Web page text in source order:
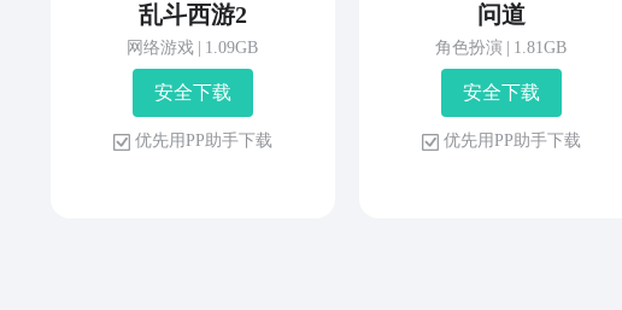
乱斗西游2
网络游戏 1.09GB
安 全 下 载
优 先 用 P P 助 手 下 载
问道
角色扮演 1.81GB
安 全 下 载
优 先 用 P P 助 手 下 载